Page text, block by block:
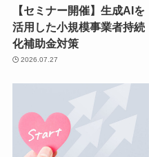
【セミナー開催】生成AIを
活用した小規模事業者持続
化補助金対策
2026.07.27